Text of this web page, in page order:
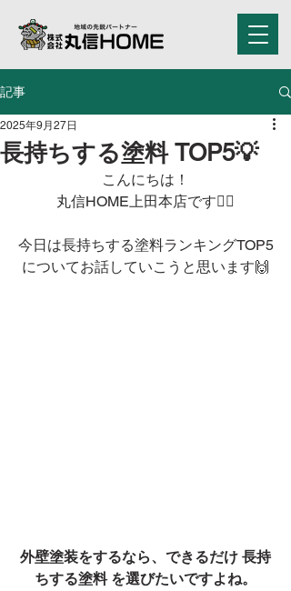
記事
長持ちする塗料 TOP5💡
2025年9月27日
こんにちは！
丸信HOME上田本店です🙂‍↕️
今日は長持ちする塗料ランキングTOP5
についてお話していこうと思います🙌
外壁塗装をするなら、できるだけ 長持
ちする塗料 を選びたいですよね。